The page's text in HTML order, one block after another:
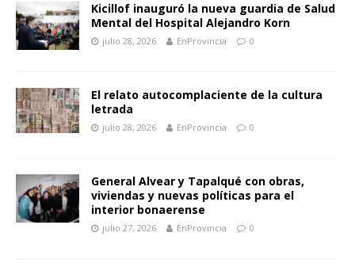
Kicillof inauguró la nueva guardia de Salud
Mental del Hospital Alejandro Korn
julio 28, 2026 EnProvincia 0
El relato autocomplaciente de la cultura
letrada
julio 28, 2026 EnProvincia 0
General Alvear y Tapalqué con obras,
viviendas y nuevas políticas para el
interior bonaerense
julio 27, 2026 EnProvincia 0